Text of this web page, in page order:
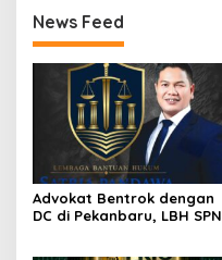
News Feed
Advokat Bentrok dengan
DC di Pekanbaru, LBH SPN